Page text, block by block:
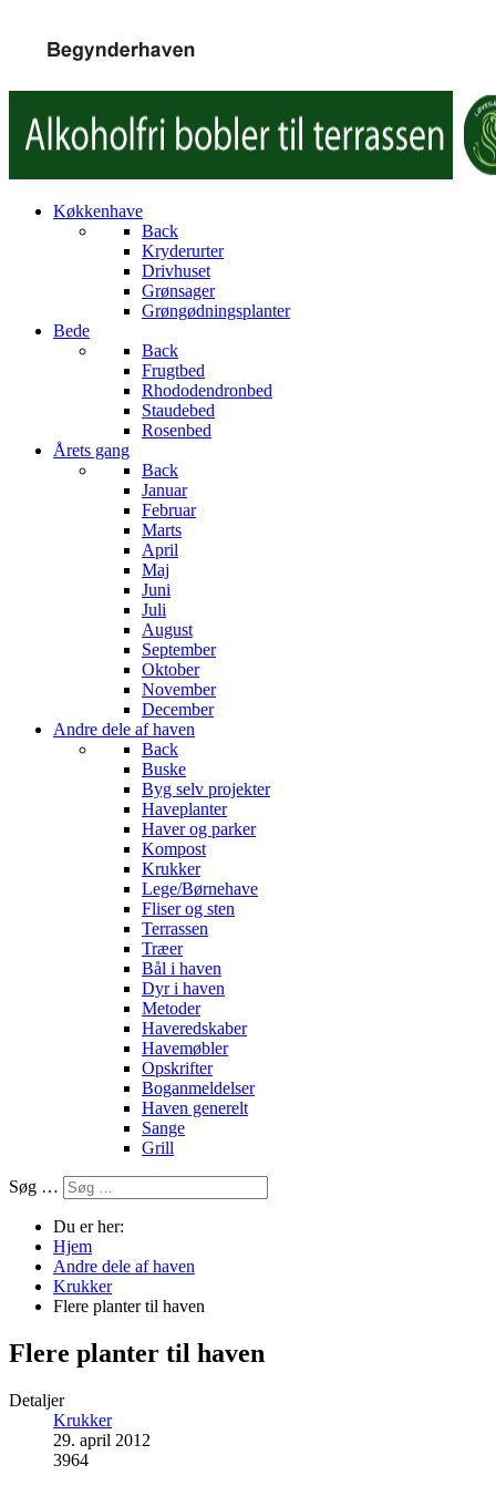
Køkkenhave
Back
Kryderurter
Drivhuset
Grønsager
Grøngødningsplanter
Bede
Back
Frugtbed
Rhododendronbed
Staudebed
Rosenbed
Årets gang
Back
Januar
Februar
Marts
April
Maj
Juni
Juli
August
September
Oktober
November
December
Andre dele af haven
Back
Buske
Byg selv projekter
Haveplanter
Haver og parker
Kompost
Krukker
Lege/Børnehave
Fliser og sten
Terrassen
Træer
Bål i haven
Dyr i haven
Metoder
Haveredskaber
Havemøbler
Opskrifter
Boganmeldelser
Haven generelt
Sange
Grill
Søg …
Du er her:
Hjem
Andre dele af haven
Krukker
Flere planter til haven
Flere planter til haven
Detaljer
Krukker
29. april 2012
3964